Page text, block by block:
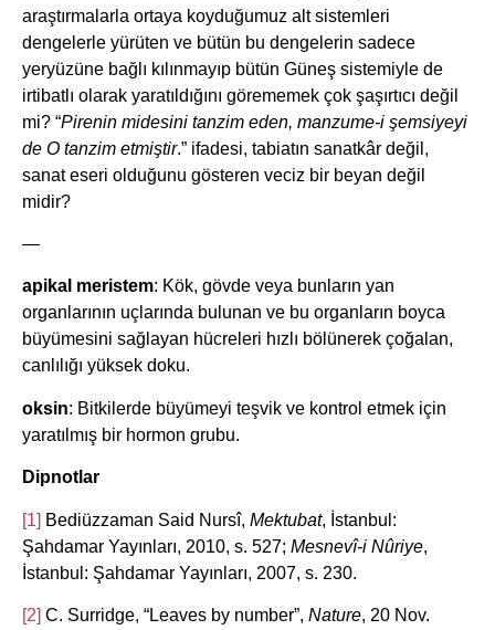
araştırmalarla ortaya koyduğumuz alt sistemleri
dengelerle yürüten ve bütün bu dengelerin sadece
yeryüzüne bağlı kılınmayıp bütün Güneş sistemiyle de
irtibatlı olarak yaratıldığını görememek çok şaşırtıcı değil
mi? “Pirenin midesini tanzim eden, manzume-i şemsiyeyi
de O tanzim etmiştir.” ifadesi, tabiatın sanatkâr değil,
sanat eseri olduğunu gösteren veciz bir beyan değil
midir?
—
apikal meristem: Kök, gövde veya bunların yan
organlarının uçlarında bulunan ve bu organların boyca
büyümesini sağlayan hücreleri hızlı bölünerek çoğalan,
canlılığı yüksek doku.
oksin: Bitkilerde büyümeyi teşvik ve kontrol etmek için
yaratılmış bir hormon grubu.
Dipnotlar
[1] Bediüzzaman Said Nursî, Mektubat, İstanbul:
Şahdamar Yayınları, 2010, s. 527; Mesnevî-i Nûriye,
İstanbul: Şahdamar Yayınları, 2007, s. 230.
[2] C. Surridge, “Leaves by number”, Nature, 20 Nov.